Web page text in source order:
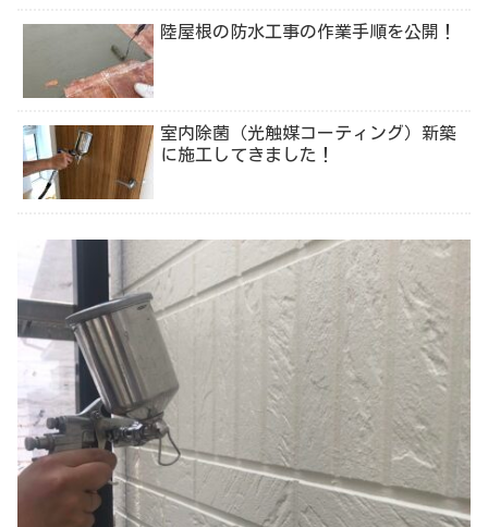
陸屋根の防水工事の作業手順を公開！
室内除菌（光触媒コーティング）新築
に施工してきました！